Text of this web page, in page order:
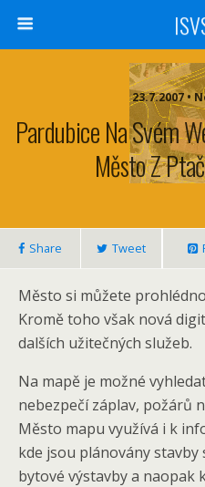
Pardubice Na Svém
Město Z
Share Tweet
Město si můžete
Kromě toho však nová
dalších užitečných služeb.
Na mapě je možné
nebezpečí záplav, požárů
Město mapu využívá i k
kde jsou plánovány
bytové výstavby a naopak